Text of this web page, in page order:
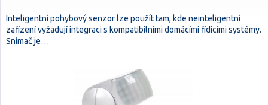
Inteligentní pohybový senzor lze použít tam, kde neinteligentní
zařízení vyžadují integraci s kompatibilními domácími řídicími systémy.
Snímač je…